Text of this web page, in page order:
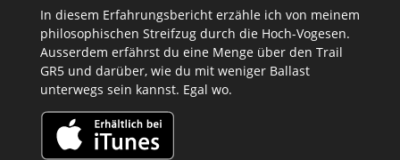
In diesem Erfahrungsbericht erzähle ich von meinem
philosophischen Streifzug durch die Hoch-Vogesen.
Ausserdem erfährst du eine Menge über den Trail
GR5 und darüber, wie du mit weniger Ballast
unterwegs sein kannst. Egal wo.